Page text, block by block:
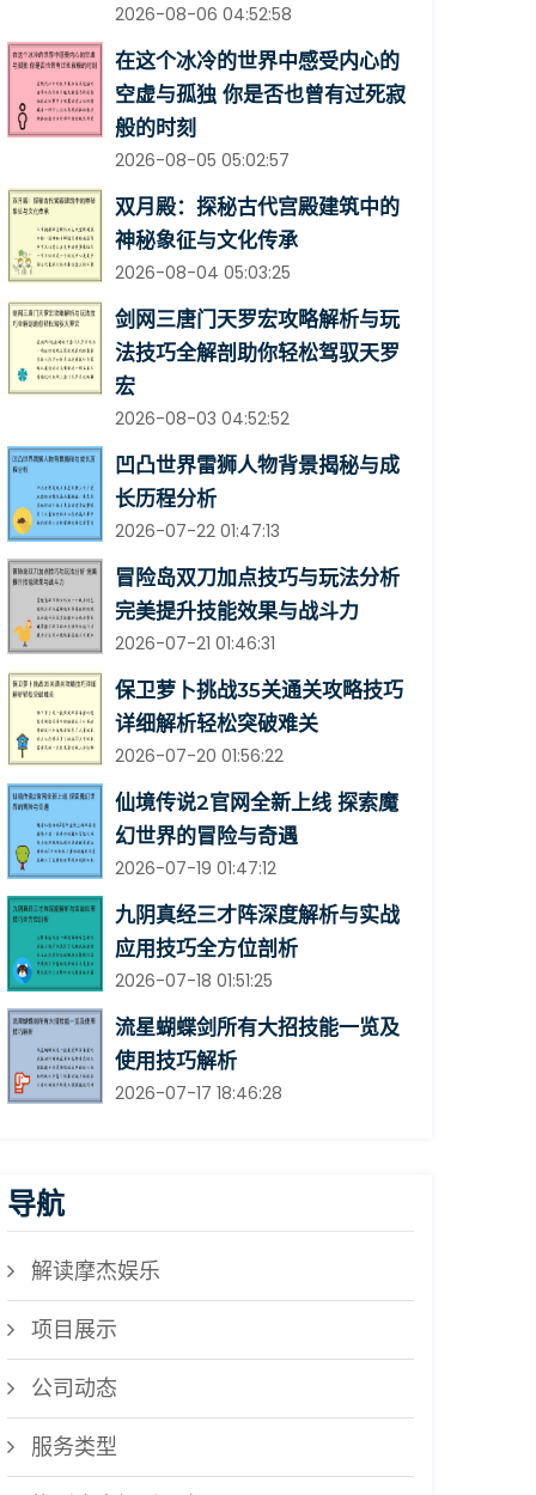
2026-08-06 04:52:58
在这个冰冷的世界中感受内心的
空虚与孤独 你是否也曾有过死寂
般的时刻
2026-08-05 05:02:57
双月殿：探秘古代宫殿建筑中的
神秘象征与文化传承
2026-08-04 05:03:25
剑网三唐门天罗宏攻略解析与玩
法技巧全解剖助你轻松驾驭天罗
宏
2026-08-03 04:52:52
凹凸世界雷狮人物背景揭秘与成
长历程分析
2026-07-22 01:47:13
冒险岛双刀加点技巧与玩法分析
完美提升技能效果与战斗力
2026-07-21 01:46:31
保卫萝卜挑战35关通关攻略技巧
详细解析轻松突破难关
2026-07-20 01:56:22
仙境传说2官网全新上线 探索魔
幻世界的冒险与奇遇
2026-07-19 01:47:12
九阴真经三才阵深度解析与实战
应用技巧全方位剖析
2026-07-18 01:51:25
流星蝴蝶剑所有大招技能一览及
使用技巧解析
2026-07-17 18:46:28
导航
解读摩杰娱乐
项目展示
公司动态
服务类型